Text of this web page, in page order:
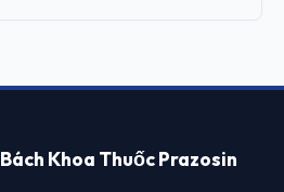
Bách Khoa Thuốc Prazosin